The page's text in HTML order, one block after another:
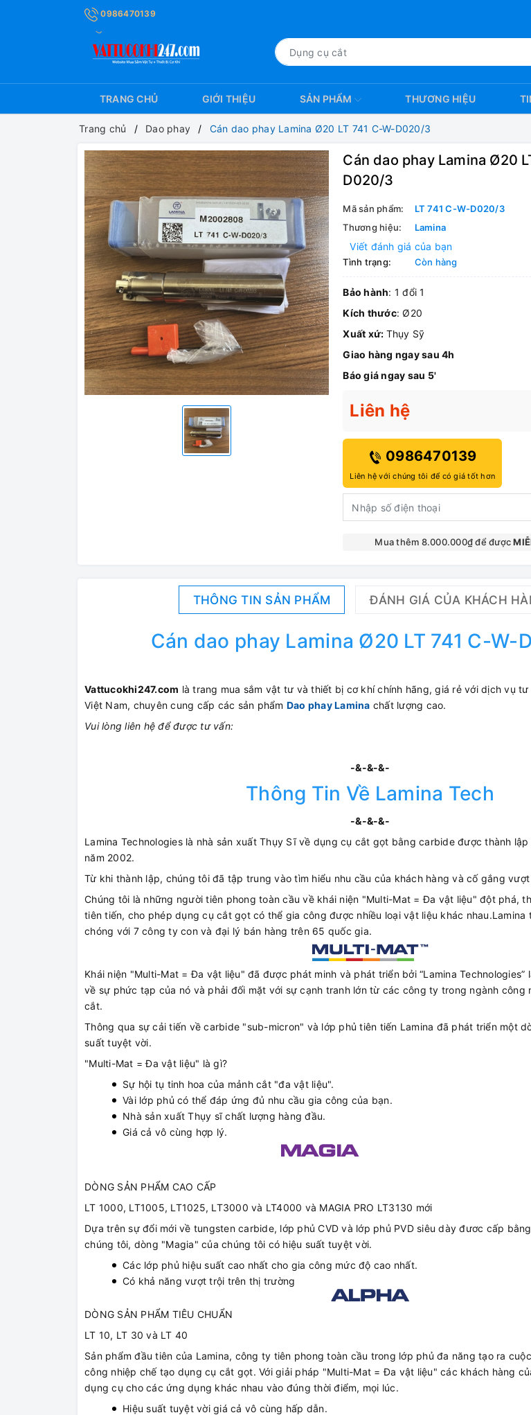
0986470139
TRANG CHỦ GIỚI THIỆU SẢN PHẨM THƯƠNG HIỆU
Trang chủ Dao phay Cán dao phay Lamina Ø20 LT 741 C-W-D020/3
Cán dao phay Lamina Ø20
D020/3
Mã sản phẩm:
LT 741 C-W-D020/3
Thương hiệu:
Lamina
Viết đánh giá của bạn
Tình trạng: Còn hàng
Bảo hành: 1 đổi 1
Kích thước: Ø20
Xuất xứ: Thụy Sỹ
Giao hàng ngay sau 4h
Báo giá ngay sau 5'
Liên hệ
0986470139
Liên hệ với chúng tôi để có giá tốt hơn
Mua thêm 8.000.000₫ để được
THÔNG TIN SẢN PHẨM ĐÁNH GIÁ CỦA KHÁCH
Cán dao phay Lamina Ø20 LT 741 C-W-
Vattucokhi247.com là trang mua sắm vật tư và thiết bị cơ khí chính hãng, giá rẻ với dịch vụ
Việt Nam, chuyên cung cấp các sản phẩm Dao phay Lamina chất lượng cao.
Vui lòng liên hệ để được tư vấn:
-&-&-&-
Thông Tin Về Lamina Tech
-&-&-&-
Lamina Technologies là nhà sản xuất Thụy Sĩ về dụng cụ cắt gọt bằng carbide được thành
năm 2002.
Từ khi thành lập, chúng tôi đã tập trung vào tìm hiểu nhu cầu của khách hàng và cố gắng
Chúng tôi là những người tiên phong toàn cầu về khái niện "Multi-Mat = Đa vật liệu" đột phá,
tiên tiến, cho phép dụng cụ cắt gọt có thể gia công được nhiều loại vật liệu khác nhau.Lamina
chóng với 7 công ty con và đại lý bán hàng trên 65 quốc gia.
Khái niện "Multi-Mat = Đa vật liệu" đã được phát minh và phát triển bởi “Lamina
về sự phức tạp của nó và phải đối mặt với sự cạnh tranh lớn từ các công ty trong ngành công
cắt.
Thông qua sự cải tiến về carbide "sub-micron" và lớp phủ tiên tiến Lamina đã phát triển một
suất tuyệt vời.
"Multi-Mat = Đa vật liệu" là gì?
Sự hội tụ tinh hoa của mảnh cắt "đa vật liệu".
Vài lớp phủ có thể đáp ứng đủ nhu cầu gia công của bạn.
Nhà sản xuất Thụy sĩ chất lượng hàng đầu.
Giá cả vô cùng hợp lý.
DÒNG SẢN PHẨM CAO CẤP
LT 1000, LT1005, LT1025, LT3000 và LT4000 và MAGIA PRO LT3130 mới
Dựa trên sự đổi mới về tungsten carbide, lớp phủ CVD và lớp phủ PVD siêu dày đươc cấp
chúng tôi, dòng "Magia" của chúng tôi có hiệu suất tuyệt vời.
Các lớp phủ hiệu suất cao nhất cho gia công mức độ cao nhất.
Có khả năng vượt trội trên thị trường
DÒNG SẢN PHẨM TIÊU CHUẨN
LT 10, LT 30 và LT 40
Sản phẩm đầu tiên của Lamina, công ty tiên phong toàn cầu trong lớp phủ đa năng tạo ra
công nhiệp chế tạo dụng cụ cắt gọt. Với giải pháp "Multi-Mat = Đa vật liệu" các khách hàng
dụng cụ cho các ứng dụng khác nhau vào đúng thời điểm, mọi lúc.
Hiệu suất tuyệt vời giá cả vô cùng hấp dẫn.